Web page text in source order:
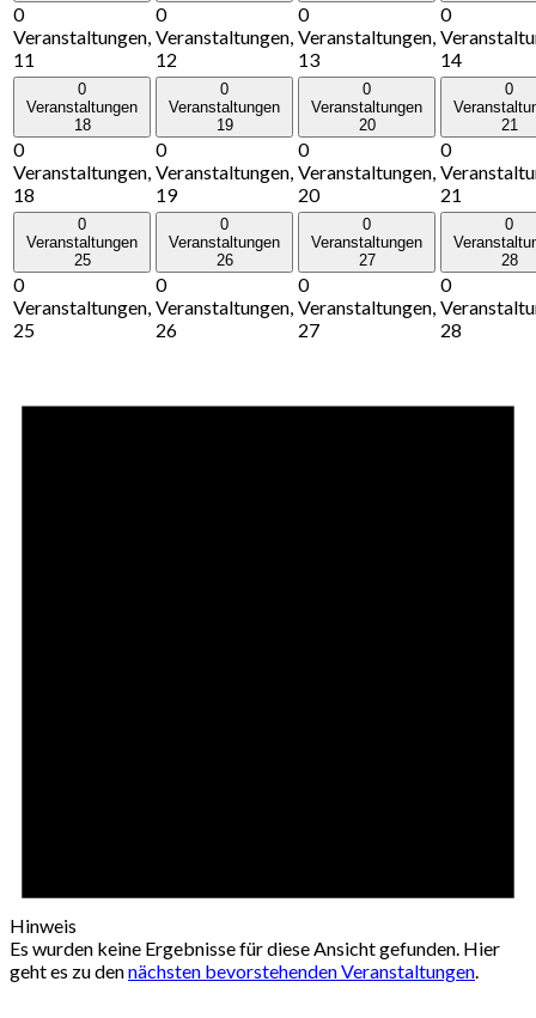
0
Veranstaltungen,
11
0
Veranstaltungen,
12
0
Veranstaltungen,
13
0
14
0
Veranstaltungen
18
0
Veranstaltungen,
18
0
Veranstaltungen
19
0
Veranstaltungen,
19
0
Veranstaltungen
20
0
Veranstaltungen,
20
0
21
0
21
0
Veranstaltungen
25
0
Veranstaltungen,
25
0
Veranstaltungen
26
0
Veranstaltungen,
26
0
Veranstaltungen
27
0
Veranstaltungen,
27
0
28
0
28
Hinweis
Es wurden keine Ergebnisse für diese Ansicht gefunden. Hier
geht es zu dennächsten bevorstehenden Veranstaltungen